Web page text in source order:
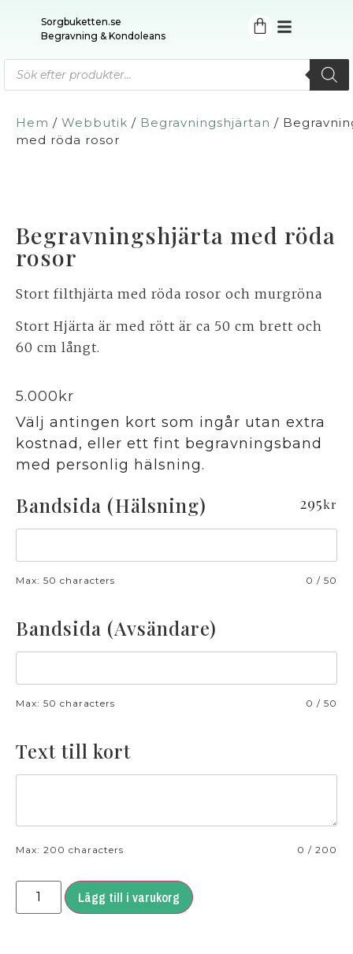
Sorgbuketten.se
Begravning & Kondoleans
Hem / Webbutik / Begravningshjärtan /
med röda rosor
Begravningshjärta med röda
rosor
Stort filthjärta med röda rosor och murgröna
Stort Hjärta är med rött är ca 50 cm brett och
60 cm långt.
5.000 kr
Välj antingen kort som ingår utan extra
kostnad, eller ett fint begravningsband
med personlig hälsning.
Bandsida (Hälsning) 295kr
0 / 50
Max: 50 characters
Bandsida (Avsändare)
0 / 50
Max: 50 characters
Text till kort
0 / 200
Max: 200 characters
Lägg till i varukorg